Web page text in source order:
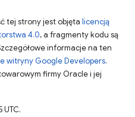
tej strony jest objęta licencją
4.0, a fragmenty kodu są
informacje na ten
witryny Google Developers.
firmy Oracle i jej